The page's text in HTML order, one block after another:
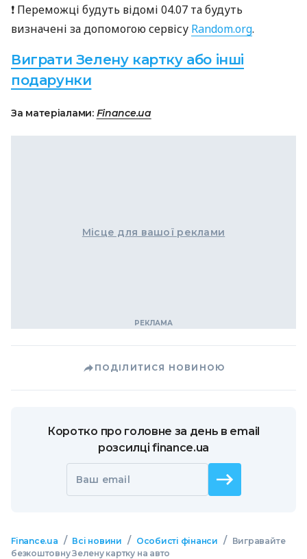
❗️ Переможці будуть відомі 04.07 та будуть
визначені за допомогою сервісу Random.org.
Виграти Зелену картку або інші
подарунки
За матеріалами: Finance.ua
Місце для вашої реклами
ПОДІЛИТИСЯ НОВИНОЮ
Коротко про головне за день в email
розсилці finance.ua
Ваш email
Finance.ua / Всі новини / Особисті фінанси /
Вигравайте
безкоштовну Зелену картку на авто